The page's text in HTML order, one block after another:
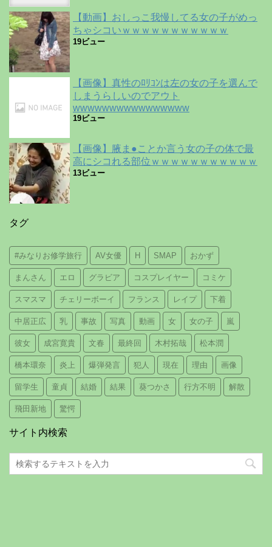
【動画】おしっこ我慢してる女の子がめっ
ちゃシコいｗｗｗｗｗｗｗｗｗｗｗ
19ビュー
【画像】真性のﾛﾘｺﾝは左の女の子を選んで
しまうらしいのでアウト
wwwwwwwwwwwwwwww
19ビュー
【画像】腋ま●ことか言う女の子の体で最
高にシコれる部位ｗｗｗｗｗｗｗｗｗｗｗ
13ビュー
タグ
#みなりお修学旅行 AV女優 H SMAP おかず
まんさん エロ グラビア コスプレイヤー コミケ
スマスマ チェリーボーイ フランス レイプ 下着
中居正広 乳 事故 写真 動画 女 女の子 嵐
彼女 成宮寛貴 文春 最終回 木村拓哉 松本潤
橋本環奈 炎上 爆弾発言 犯人 現在 理由 画像
留学生 童貞 結婚 結果 葵つかさ 行方不明 解散
飛田新地 驚愕
サイト内検索